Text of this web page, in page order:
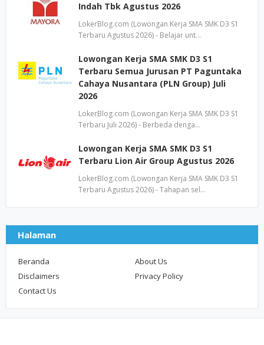
Indah Tbk Agustus 2026
LokerBlog.com (Lowongan Kerja SMA SMK D3 S1
Terbaru Agustus 2026) - Belajar unt…
Lowongan Kerja SMA SMK D3 S1
Terbaru Semua Jurusan PT Paguntaka
Cahaya Nusantara (PLN Group) Juli
2026
LokerBlog.com (Lowongan Kerja SMA SMK D3 S1
Terbaru Juli 2026) - Berbeda denga…
Lowongan Kerja SMA SMK D3 S1
Terbaru Lion Air Group Agustus 2026
LokerBlog.com (Lowongan Kerja SMA SMK D3 S1
Terbaru Agustus 2026) - Tahapan sel…
Halaman
Beranda
About Us
Disclaimers
Privacy Policy
Contact Us